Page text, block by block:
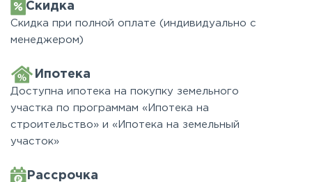
Скидка
Скидка при полной оплате (индивидуально с
менеджером)
Ипотека
Доступна ипотека на покупку земельного
участка по программам «Ипотека на
строительство» и «Ипотека на земельный
участок»
Рассрочка